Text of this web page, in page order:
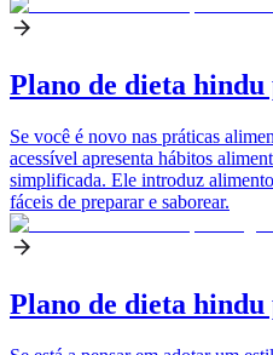
Plano de dieta
Se você é novo nas práticas
acessível apresenta hábitos
simplificada. Ele introduz
fáceis de preparar e saborear.
Plano de dieta